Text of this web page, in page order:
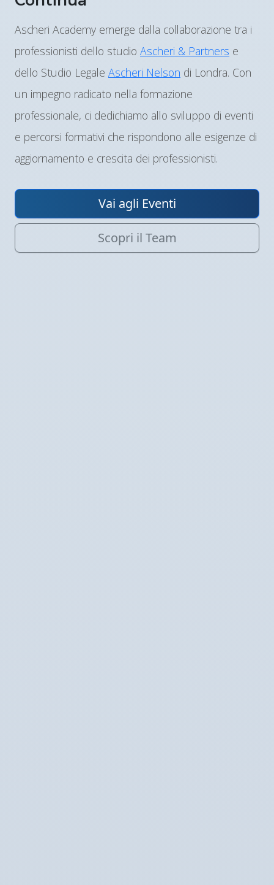
Ascheri Academy emerge dalla collaborazione tra i
professionisti dello studio Ascheri & Partners e
dello Studio Legale Ascheri Nelson di Londra. Con
un impegno radicato nella formazione
professionale, ci dedichiamo allo sviluppo di eventi
e percorsi formativi che rispondono alle esigenze di
aggiornamento e crescita dei professionisti.
Vai agli Eventi
Scopri il Team